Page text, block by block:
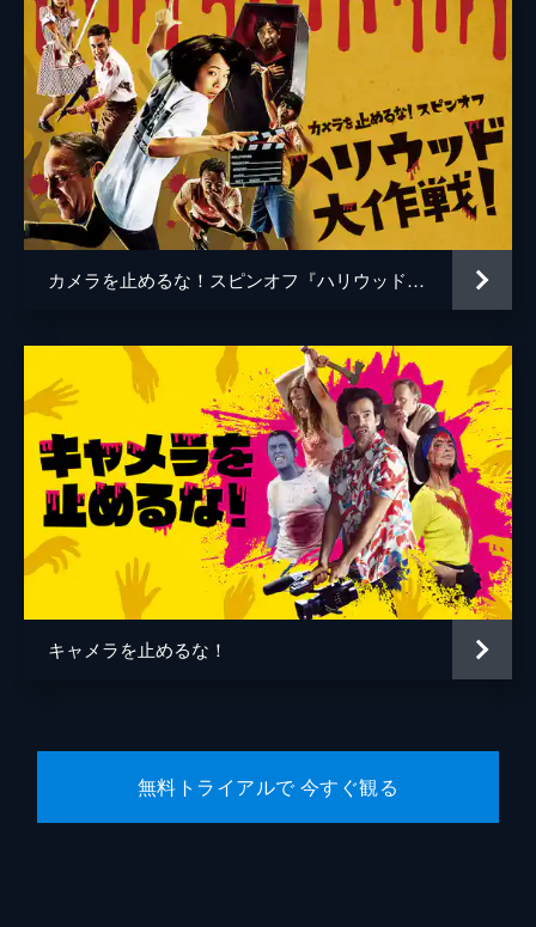
栗原綾奈 合田純奈
松浦早希 浅森咲希奈
松本逢花 秋山ゆずき
谷口智和 山口友和
藤丸拓哉 藤村拓矢
黒岡大吾 イワゴウサトシ
相田舞 高橋恭子
監督 上田慎一郎
脚本 上田慎一郎
音楽 永井カイル
カメラを止めるな！スピンオフ『ハリウッド大作戦!』
キャメラを止めるな！
無料トライアルで 今すぐ観る